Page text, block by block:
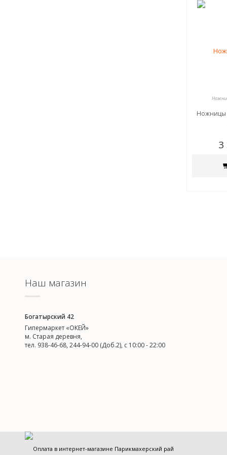
Ножницы
3
Наш магазин
Богатырский 42
Гипермаркет «ОКЕЙ»
м. Старая деревня,
тел. 938-46-68, 244-94-00 (Доб.2), c 10:00 - 22:00